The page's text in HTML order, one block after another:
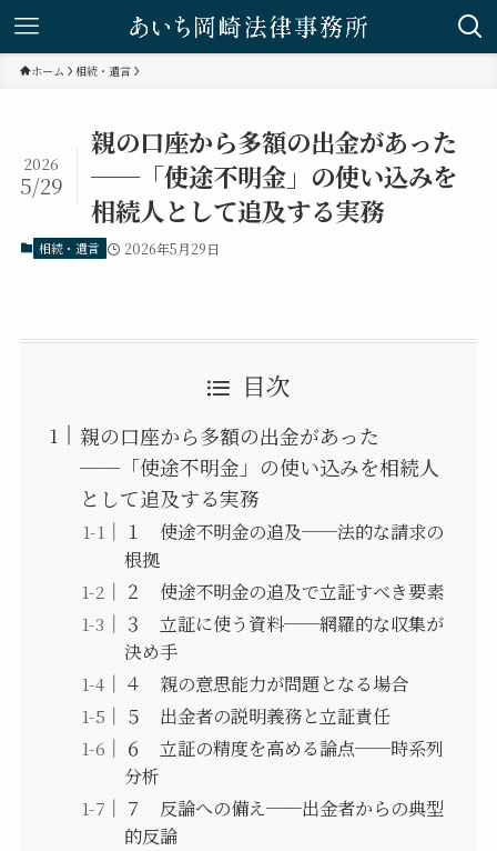
ホーム 相続・遺言
親の口座から多額の出金があった
──「使途不明金」の使い込みを
相続人として追及する実務
2026
5/29
相続・遺言 2026年5月29日
目次
親の口座から多額の出金があった
──「使途不明金」の使い込みを相続人
として追及する実務
１ 使途不明金の追及──法的な請求の
根拠
２ 使途不明金の追及で立証すべき要素
３ 立証に使う資料──網羅的な収集が
決め手
４ 親の意思能力が問題となる場合
５ 出金者の説明義務と立証責任
６ 立証の精度を高める論点──時系列
分析
７ 反論への備え──出金者からの典型
的反論